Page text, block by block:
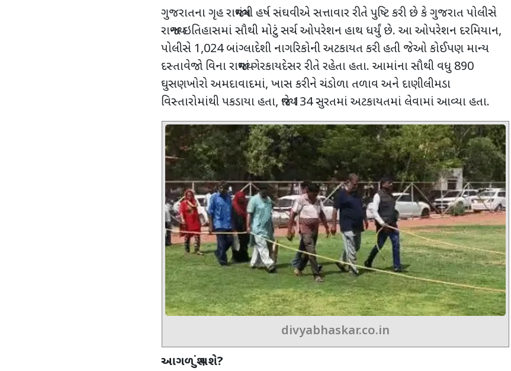
ગુજરાતના ગૃહ રાજ્યમંત્રી હર્ષ સંઘવીએ સત્તાવાર રીતે પુષ્ટિ કરી છે કે ગુજરાત પોલીસે
રાજ્યના ઇતિહાસમાં સૌથી મોટું સર્ચ ઓપરેશન હાથ ધર્યું છે. આ ઓપરેશન દરમિયાન,
પોલીસે 1,024બાંગ્લાદેશી નાગરિકોની અટકાયત કરી હતી જેઓ કોઈપણ માન્ય
દસ્તાવેજો વિના રાજ્યમાં ગેરકાયદેસર રીતે રહેતા હતા. આમાંના સૌથી વધુ890
ઘુસણખોરો અમદાવાદમાં, ખાસ કરીને ચંડોળા તળાવ અને દાણીલીમડા
વિસ્તારોમાંથી પકડાયા હતા, જ્યારે134સુરતમાં અટકાયતમાં લેવામાં આવ્યા હતા.
divyabhaskar.co.in
આગળ શું થશે?